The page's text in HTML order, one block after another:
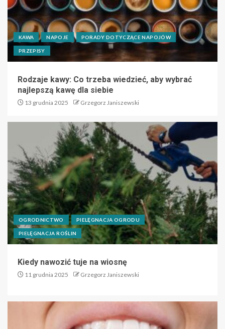
KAWA NAPOJE PORADY DOTYCZĄCE NAPOJÓW
PRZEPISY
Rodzaje kawy: Co trzeba wiedzieć, aby wybrać
najlepszą kawę dla siebie
13 grudnia 2025 Grzegorz Janiszewski
OGRODNICTWO PIELĘGNACJA OGRODU
PIELĘGNACJA ROŚLIN
Kiedy nawozić tuje na wiosnę
11 grudnia 2025 Grzegorz Janiszewski